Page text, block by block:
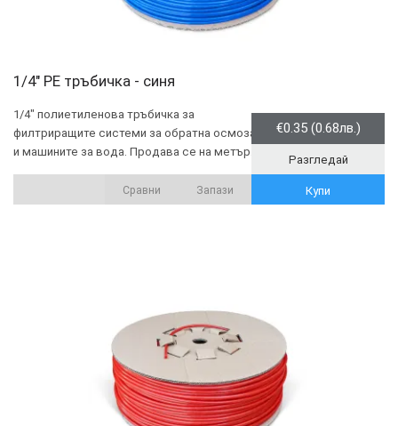
1/4" PE тръбичка - синя
1/4" полиетиленова тръбичка за
филтриращите системи за обратна осмоза
и машините за вода. Продава се на метър.
€0.35 (0.68лв.)
Разгледай
Купи
Запази
Сравни